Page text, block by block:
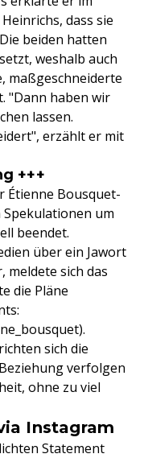
dass sie
beiden hatten
weshalb auch
maßgeschneiderte
"Dann haben wir
lassen.
erzählt er mit
+++
Étienne Bousquet-
um
beendet.
über ein Jawort
meldete sich das
die Pläne
sich die
verfolgen
ohne zu viel
Instagram
Statement